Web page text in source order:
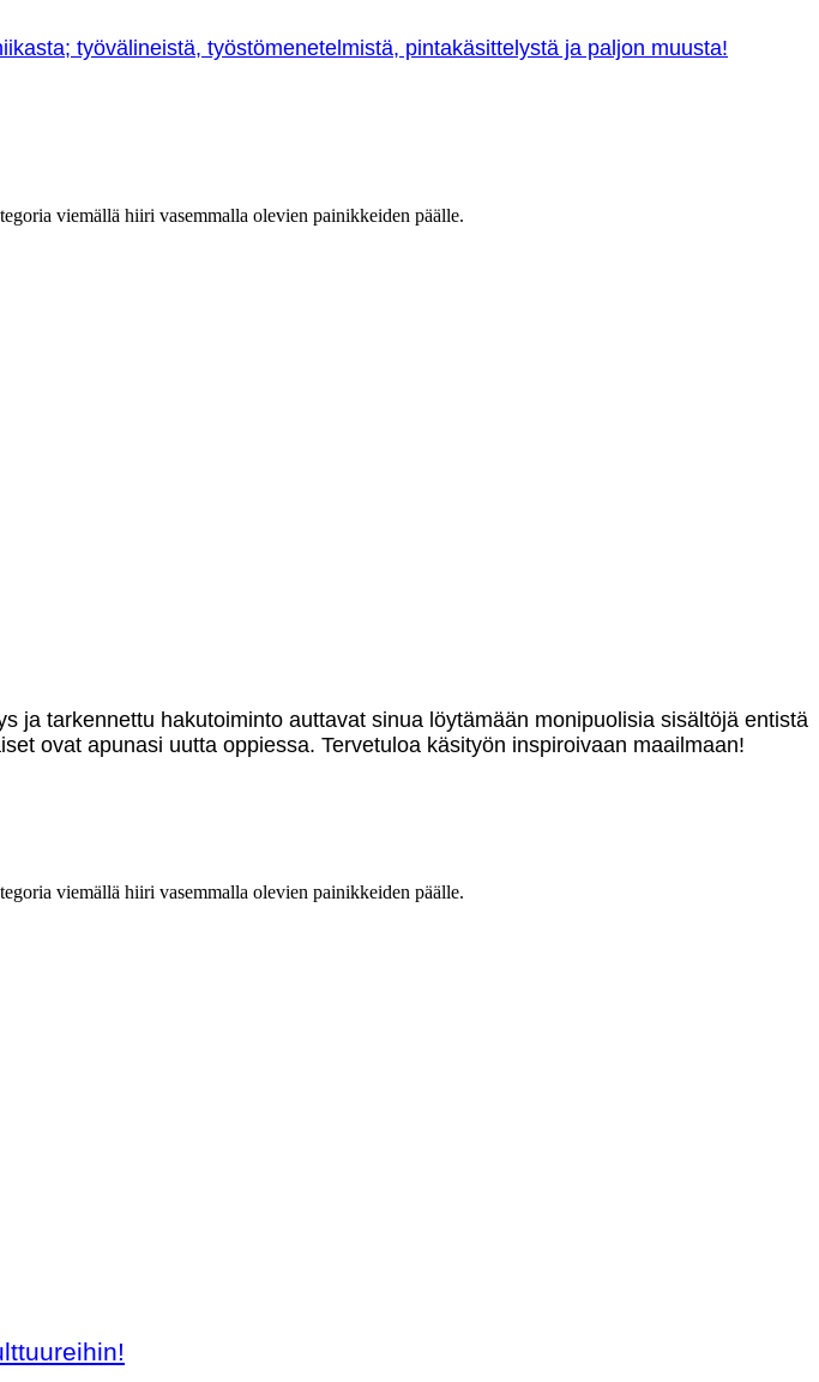
työvälineistä, työstömenetelmistä, pintakäsittelystä ja paljon muusta!
viemällä hiiri vasemmalla olevien painikkeiden päälle.
ja tarkennettu hakutoiminto auttavat sinua löytämään monipuolisia sisältöjä entistä
ovat apunasi uutta oppiessa. Tervetuloa käsityön inspiroivaan maailmaan!
viemällä hiiri vasemmalla olevien painikkeiden päälle.